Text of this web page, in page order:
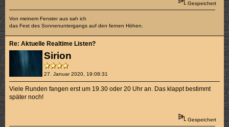
Gespeichert
Von meinem Fenster aus sah ich
das Fest des Sonnenuntergangs auf den fernen Höhen.
Sirion
27. Januar 2020, 19:08:31
Re: Aktuelle Realtime Listen?
Viele Runden fangen erst um 19.30 oder 20 Uhr an. Das klappt bestimmt
später noch!
Gespeichert